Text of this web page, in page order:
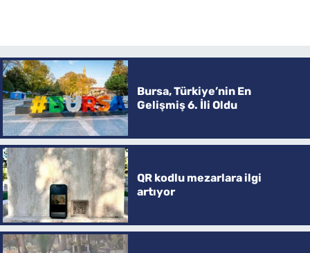
Bursa, Türkiye’nin En
Gelişmiş 6. İli Oldu
QR kodlu mezarlara ilgi
artıyor